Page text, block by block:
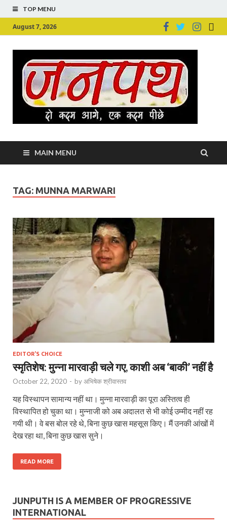
TOP MENU
August 7, 2026
MAIN MENU
TAG: MUNNA MARWARI
EDITOR'S CHOICE
स्मृतिशेष: मुन्ना मारवाड़ी चले गए, काशी अब ‘बाकी’ नहीं है
October 22, 2020 - byअभिषेक श्रीवास्तव
यह विस्‍थापन सामान्‍य नहीं था। मुन्‍ना मारवाड़ी का पूरा अस्तित्‍व ही
विस्‍थापित हो चुका था। मुन्‍नाजी को अब अदालत से भी कोई उम्‍मीद नहीं रह
गयी थी। वे बस बोल रहे थे, बिना कुछ खास महसूस किए। मैं उनकी आंखों में
देख रहा था, बिना कुछ खास सुने।
READ MORE
JUNPUTH IS A MEMBER OF PROGRESSIVE
INTERNATIONAL